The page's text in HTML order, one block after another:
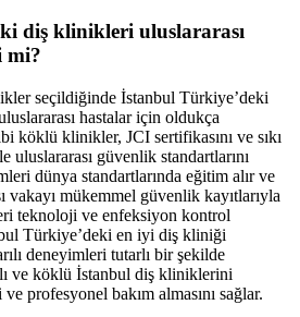
diş klinikleri uluslararası
mi?
seçildiğinde İstanbul Türkiye’deki
hastalar için oldukça
köklü klinikler, JCI sertifikasını ve sıkı
güvenlik standartlarını
dünya standartlarında eğitim alır ve
vakayı mükemmel güvenlik kayıtlarıyla
teknoloji ve enfeksiyon kontrol
Türkiye’deki en iyi diş kliniği
deneyimleri tutarlı bir şekilde
ve köklü İstanbul diş kliniklerini
profesyonel bakım almasını sağlar.